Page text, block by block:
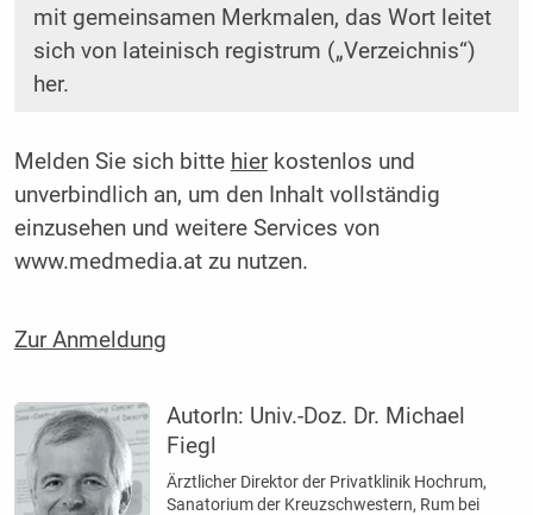
mit gemeinsamen Merkmalen, das Wort leitet
sich von lateinisch registrum („Verzeichnis“)
her.
Melden Sie sich bitte hierkostenlos und
unverbindlich an, um den Inhalt vollständig
einzusehen und weitere Services von
www.medmedia.at zu nutzen.
Zur Anmeldung
AutorIn: Univ.-Doz. Dr. Michael
Fiegl
Ärztlicher Direktor der Privatklinik Hochrum,
Sanatorium der Kreuzschwestern, Rum bei